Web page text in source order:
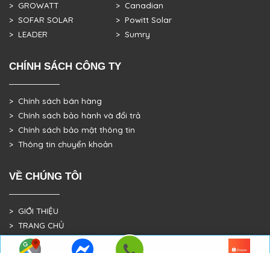
> GROWATT
> SOFAR SOLAR
> LEADER
> Canadian
> Powitt Solar
> Sumry
CHÍNH SÁCH CÔNG TY
> Chính sách bán hàng
> Chính sách bảo hành và đổi trả
> Chính sách bảo mật thông tin
> Thông tin chuyển khoản
VỀ CHÚNG TÔI
> GIỚI THIỆU
> TRANG CHỦ
> DỰ ÁN THỰC TẾ